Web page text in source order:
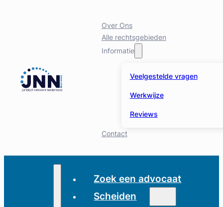
Over Ons
Alle rechtsgebieden
Informatie
Veelgestelde vragen
Werkwijze
Reviews
Contact
Zoek een advocaat
Scheiden